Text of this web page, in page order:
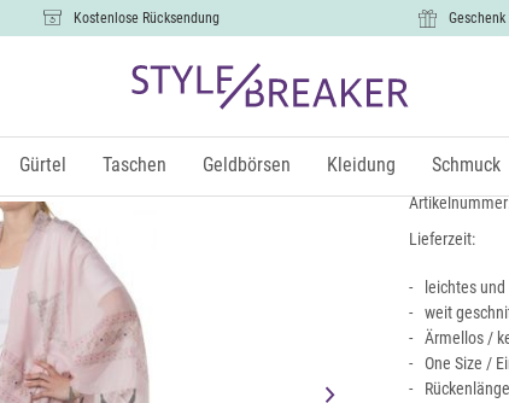
Kostenlose Rücksendung
Gürtel Taschen Geldbörsen Kleidung Schmuck
Leichter
16,99 €
Lieferzeit:
leichtes
weit
Ärmellos /
One Size /